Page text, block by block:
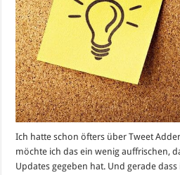
Ich hatte schon öfters über Tweet
möchte ich das ein wenig auffrischen,
Updates gegeben hat. Und gerade